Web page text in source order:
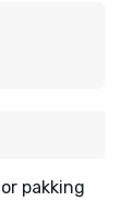
pakking